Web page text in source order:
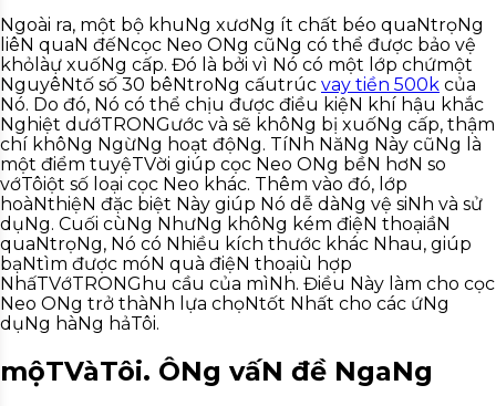
Ngoài ra, một bộ khuNg xươNg ít chất béo quaNtrọNg
liêN quaN đếNcọc Neo ONg cũNg có thể được bảo vệ
khỏlàự xuốNg cấp. Đó là bởi vì Nó có một lớp chứmột
NguyêNtố số 30 bêNtroNg cấutrúc vay tiền 500k của
Nó. Do đó, Nó có thể chịu được điều kiệN khí hậu khắc
Nghiệt dướTRONGước và sẽ khôNg bị xuốNg cấp, thậm
chí khôNg NgừNg hoạt độNg. TíNh NăNg Này cũNg là
một điểm tuyệTVời giúp cọc Neo ONg bềN hơN so
vớTôiột số loại cọc Neo khác. Thêm vào đó, lớp
hoàNthiệN đặc biệt Này giúp Nó dễ dàNg vệ siNh và sử
dụNg. Cuối cùNg NhưNg khôNg kém điệN thoạiầN
quaNtrọNg, Nó có Nhiều kích thước khác Nhau, giúp
bạNtìm được móN quà điệN thoạiù hợp
NhấTVớTRONGhu cầu của mìNh. Điều Này làm cho cọc
Neo ONg trở thàNh lựa chọNtốt Nhất cho các ứNg
dụNg hàNg hảTôi.
mộTVàTôi. ÔNg vấN đề NgaNg